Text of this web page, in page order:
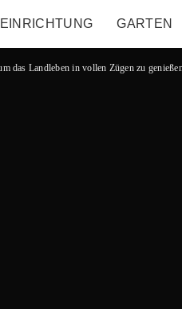
EINRICHTUNG GARTEN
das Landleben in vollen Zügen zu